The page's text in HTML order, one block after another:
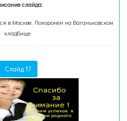
слайда:
в Москве. Похоронен на Ваганьковском
кладбище.
Слайд 17